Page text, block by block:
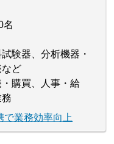
名
験器、分析機器・
ど
購買、人事・給
で業務効率向上